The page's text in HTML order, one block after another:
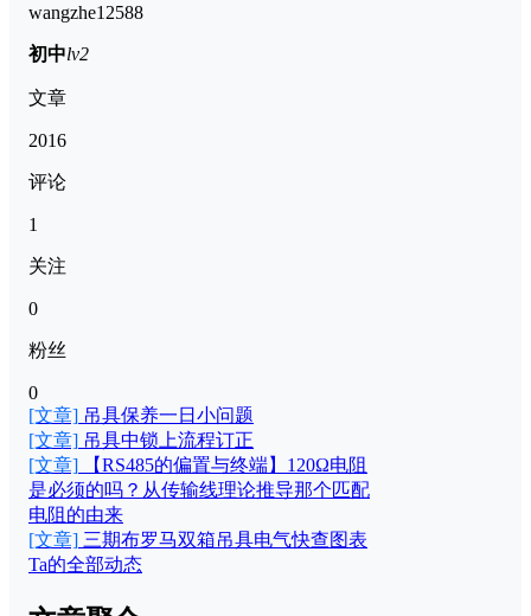
wangzhe12588
初中lv2
文章
2016
评论
1
关注
0
粉丝
0
[文章] 吊具保养一日小问题
[文章] 吊具中锁上流程订正
[文章] 【RS485的偏置与终端】120Ω电阻
是必须的吗？从传输线理论推导那个匹配
电阻的由来
[文章] 三期布罗马双箱吊具电气快查图表
Ta的全部动态